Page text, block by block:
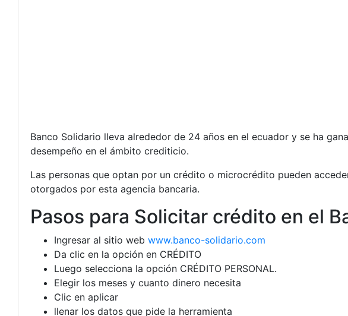
Banco Solidario lleva alrededor de 24 años en el ecuador y se ha
desempeño en el ámbito crediticio.
Las personas que optan por un crédito o microcrédito pueden
otorgados por esta agencia bancaria.
Pasos para Solicitar crédito en el
Ingresar al sitio web www.banco-solidario.com
Da clic en la opción en CRÉDITO
Luego selecciona la opción CRÉDITO PERSONAL.
Elegir los meses y cuanto dinero necesita
Clic en aplicar
llenar los datos que pide la herramienta